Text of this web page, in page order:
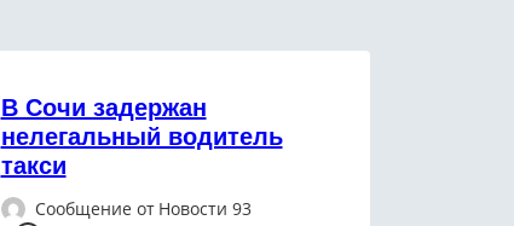
В Сочи задержан
нелегальный водитель
такси
Сообщение от Новости 93